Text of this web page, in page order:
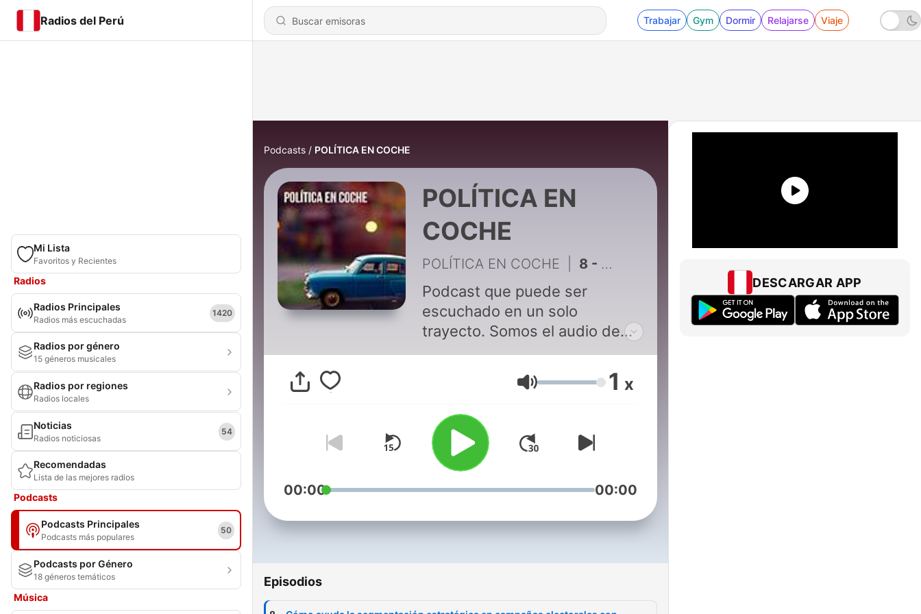
Radios del Perú Trabajar Gym Dormir Relajarse Viaje
Mi Lista
Favoritos y Recientes
Radios
Radios Principales
Radios más escuchadas
1420
Radios por género
15 géneros musicales
Radios por regiones
Radios locales
Noticias
Radios noticiosas
54
Recomendadas
Lista de las mejores radios
Podcasts
Podcasts Principales
Podcasts más populares
50
Podcasts por Género
18 géneros temáticos
Música
Podcasts POLÍTICA EN COCHE
POLÍTICA EN
COCHE
POLÍTICA EN COCHE 8 - Cómo ayuda la segmentación estratégica en campañas electorales con @carolbcc85
Podcast que puede ser
escuchado en un solo
trayecto. Somos el audio de
los frikis de la consultoría y
comunicación política.
Volumen 1 x
00:00 00:00
Episodios
DESCARGAR APP